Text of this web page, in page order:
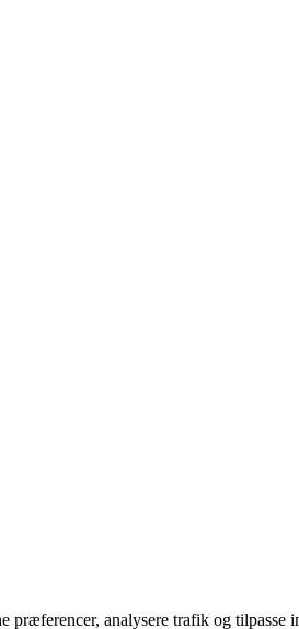
analysere trafik og